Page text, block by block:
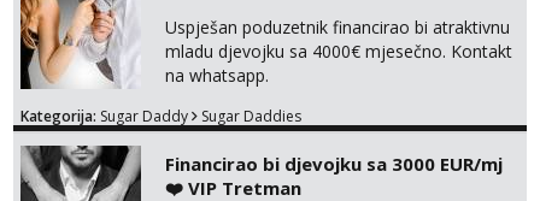
Uspješan poduzetnik financirao bi atraktivnu
mladu djevojku sa 4000€ mjesečno. Kontakt
na whatsapp.
Kategorija: Sugar Daddy Sugar Daddies
Financirao bi djevojku sa 3000 EUR/mj
❤️ VIP Tretman